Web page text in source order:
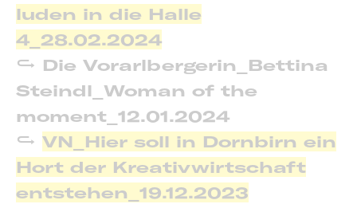
luden in die Halle
4_28.02.2024
Die Vorarlbergerin_Bettina
Steindl_Woman of the
moment_12.01.2024
VN_Hier soll in Dornbirn ein
Hort der Kreativwirtschaft
entstehen_19.12.2023